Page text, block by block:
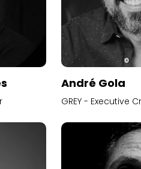
André Gola
GREY - Executive